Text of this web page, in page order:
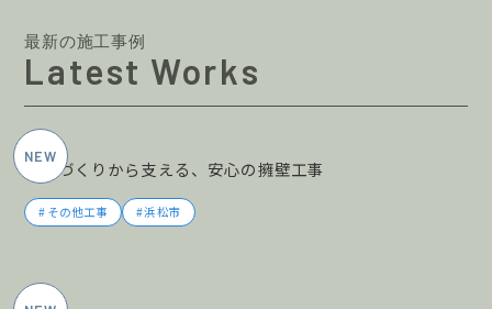
最新の施工事例
Latest Works
土地づくりから支える、安心の擁壁工事
その他工事 浜松市